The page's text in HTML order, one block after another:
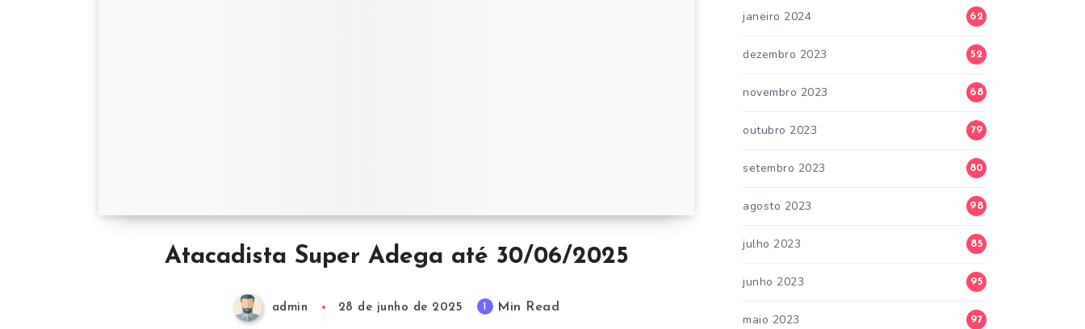
Atacadista Super Adega até 30/06/2025
admin 28 de junho de 2025 Min Read
janeiro 2024 62
dezembro 2023 52
novembro 2023 68
outubro 2023 79
setembro 2023 80
agosto 2023 98
julho 2023 85
junho 2023 95
maio 2023 97